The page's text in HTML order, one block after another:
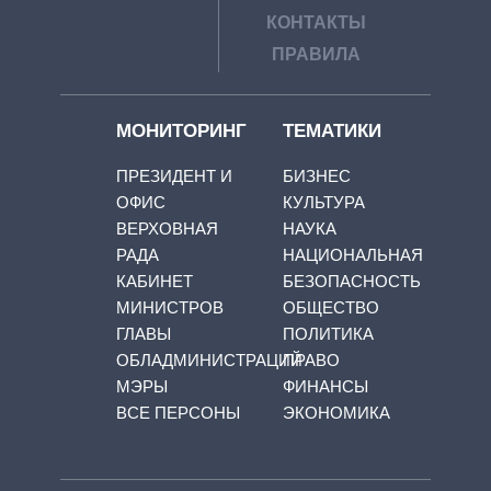
КОНТАКТЫ
ПРАВИЛА
МОНИТОРИНГ
ПРЕЗИДЕНТ И
ОФИС
ВЕРХОВНАЯ
РАДА
КАБИНЕТ
МИНИСТРОВ
ГЛАВЫ
ОБЛАДМИНИСТРАЦИЙ
МЭРЫ
ВСЕ ПЕРСОНЫ
ТЕМАТИКИ
БИЗНЕС
КУЛЬТУРА
НАУКА
НАЦИОНАЛЬНАЯ
БЕЗОПАСНОСТЬ
ОБЩЕСТВО
ПОЛИТИКА
ПРАВО
ФИНАНСЫ
ЭКОНОМИКА